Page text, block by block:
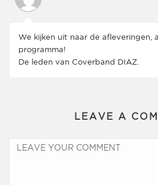
We kijken uit naar de afleveringen,
programma!
De leden van Coverband DIAZ.
LEAVE A